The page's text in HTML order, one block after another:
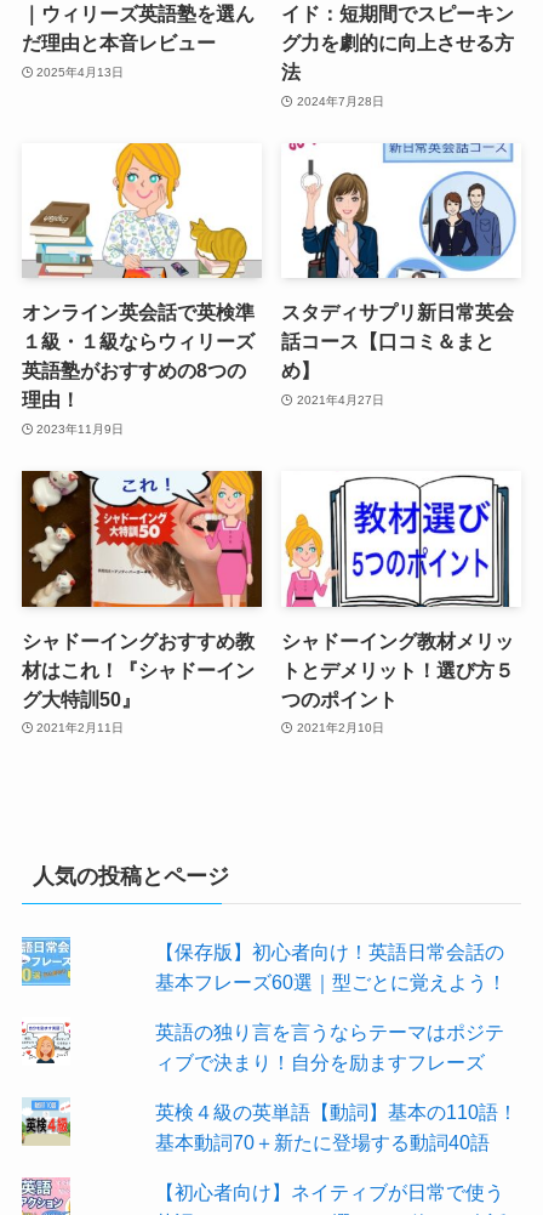
｜ウィリーズ英語塾を選ん
だ理由と本音レビュー
2025年4月13日
イド：短期間でスピーキン
グ力を劇的に向上させる方
法
2024年7月28日
オンライン英会話で英検準
１級・１級ならウィリーズ
英語塾がおすすめの8つの
理由！
2023年11月9日
スタディサプリ新日常英会
話コース【口コミ＆まと
め】
2021年4月27日
シャドーイングおすすめ教
材はこれ！『シャドーイン
グ大特訓50』
2021年2月11日
シャドーイング教材メリッ
トとデメリット！選び方５
つのポイント
2021年2月10日
人気の投稿とページ
【保存版】初心者向け！英語日常会話の
基本フレーズ60選｜型ごとに覚えよう！
英語の独り言を言うならテーマはポジテ
ィブで決まり！自分を励ますフレーズ
英検４級の英単語【動詞】基本の110語！
基本動詞70＋新たに登場する動詞40語
【初心者向け】ネイティブが日常で使う